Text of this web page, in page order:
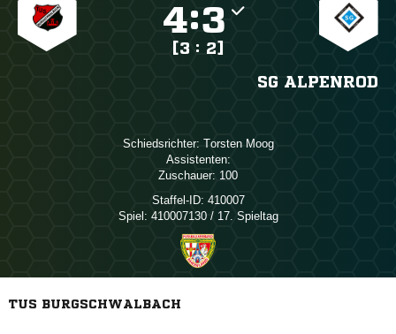
:
[3 : 2]
SG ALPENROD
Schiedsrichter:  
Assistenten:
Zuschauer: 100
Staffel-ID: 410007
Spiel: 410007130 / 17. Spieltag
TUS BURGSCHWALBACH